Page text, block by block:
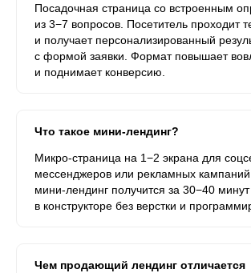
Посадочная страница со встроенным
из 3−7 вопросов. Посетитель проходит
и получает персонализированный
с формой заявки. Формат повышает
и поднимает конверсию.
Что такое мини-лендинг?
Микро-страница на 1−2 экрана для
мессенджеров или рекламных
мини-лендинг получится за 30−40 минут
в конструкторе без верстки и
Чем продающий лендинг отличается